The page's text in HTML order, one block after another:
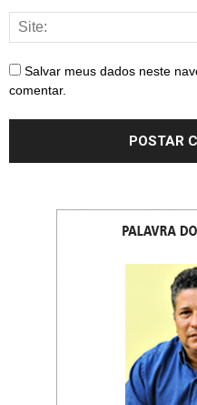
Salvar meus dados neste
comentar.